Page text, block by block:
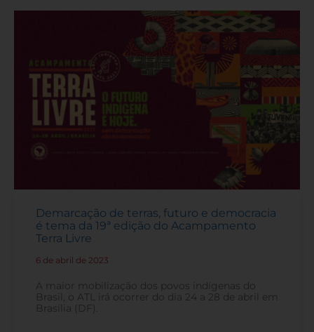
Demarcação de terras, futuro e democracia
é tema da 19ª edição do Acampamento
Terra Livre
6 de abril de 2023
A maior mobilização dos povos indígenas do
Brasil, o ATL irá ocorrer do dia 24 a 28 de abril em
Brasília (DF).